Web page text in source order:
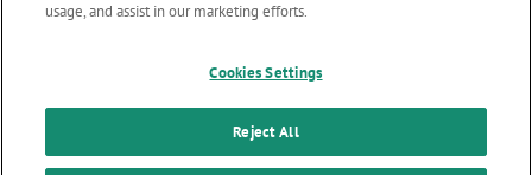
o
o
無断転載禁止 | お問い合わせ
個人情報保護方針| クッキーポリシー| 透明性に関する指針|
クアラルンプール原則対応方針|
usage, and assist in our marketing efforts.
Cookies Settings
Reject All